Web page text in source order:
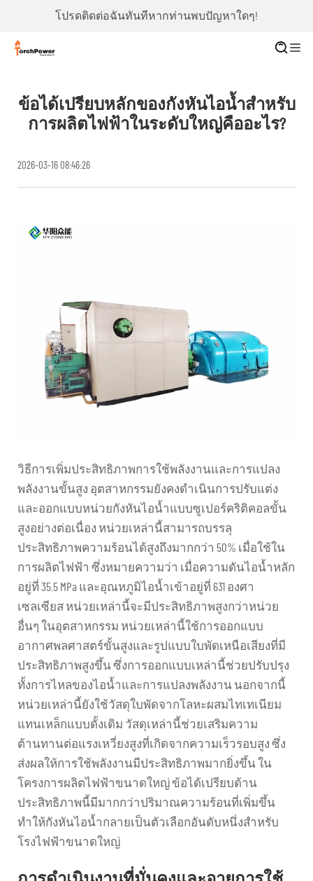
โปรดติดต่อฉันทันทีหากท่านพบปัญหาใดๆ!
ข้อได้เปรียบหลักของกังหันไอน้ำสำหรับ
การผลิตไฟฟ้าในระดับใหญ่คืออะไร?
2026-03-16 08:46:26
วิธีการเพิ่มประสิทธิภาพการใช้พลังงานและการแปลง
พลังงานขั้นสูง อุตสาหกรรมยังคงดำเนินการปรับแต่ง
และออกแบบหน่วยกังหันไอน้ำแบบซูเปอร์คริติคอลขั้น
สูงอย่างต่อเนื่อง หน่วยเหล่านี้สามารถบรรลุ
ประสิทธิภาพความร้อนได้สูงถึงมากกว่า 50% เมื่อใช้ใน
การผลิตไฟฟ้า ซึ่งหมายความว่า เมื่อความดันไอน้ำหลัก
อยู่ที่ 35.5 MPa และอุณหภูมิไอน้ำเข้าอยู่ที่ 631 องศา
เซลเซียส หน่วยเหล่านี้จะมีประสิทธิภาพสูงกว่าหน่วย
อื่นๆ ในอุตสาหกรรม หน่วยเหล่านี้ใช้การออกแบบ
อากาศพลศาสตร์ขั้นสูงและรูปแบบใบพัดเหนือเสียงที่มี
ประสิทธิภาพสูงขึ้น ซึ่งการออกแบบเหล่านี้ช่วยปรับปรุง
ทั้งการไหลของไอน้ำและการแปลงพลังงาน นอกจากนี้
หน่วยเหล่านี้ยังใช้วัสดุใบพัดจากโลหะผสมไทเทเนียม
แทนเหล็กแบบดั้งเดิม วัสดุเหล่านี้ช่วยเสริมความ
ต้านทานต่อแรงเหวี่ยงสูงที่เกิดจากความเร็วรอบสูง ซึ่ง
ส่งผลให้การใช้พลังงานมีประสิทธิภาพมากยิ่งขึ้น ใน
โครงการผลิตไฟฟ้าขนาดใหญ่ ข้อได้เปรียบด้าน
ประสิทธิภาพนี้มีมากกว่าปริมาณความร้อนที่เพิ่มขึ้น
ทำให้กังหันไอน้ำกลายเป็นตัวเลือกอันดับหนึ่งสำหรับ
โรงไฟฟ้าขนาดใหญ่